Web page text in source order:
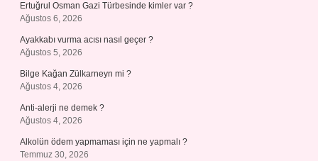
Ertuğrul Osman Gazi Türbesinde kimler var ?
Ağustos 6, 2026
Ayakkabı vurma acısı nasıl geçer ?
Ağustos 5, 2026
Bilge Kağan Zülkarneyn mi ?
Ağustos 4, 2026
Anti-alerji ne demek ?
Ağustos 4, 2026
Alkolün ödem yapmaması için ne yapmalı ?
Temmuz 30, 2026